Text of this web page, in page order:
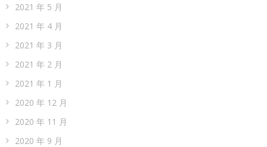
2021 年 5 月
2021 年 4 月
2021 年 3 月
2021 年 2 月
2021 年 1 月
2020 年 12 月
2020 年 11 月
2020 年 9 月